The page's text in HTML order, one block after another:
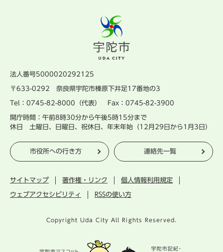
法人番号5000020292125
〒633-0292 奈良県宇陀市榛原下井足17番地の3
Tel：0745-82-8000（代表） Fax：0745-82-3900
開庁時間：午前8時30分から午後5時15分まで
休日 土曜日、日曜日、祝休日、年末年始（12月29日から1月3日）
市役所への行き方 連絡先一覧
サイトマップ 著作権・リンク 個人情報利用規定
ウェブアクセシビリティ RSSの使い方
Copyright Uda City All Rights Reserved.